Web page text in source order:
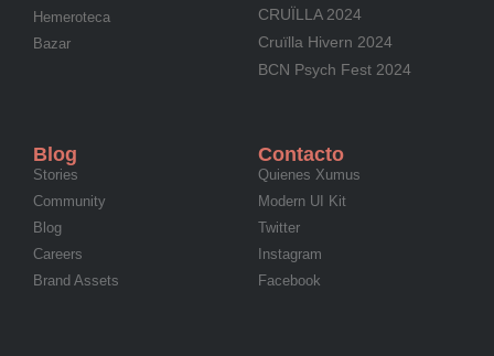
Hemeroteca
Bazar
CRUÏLLA 2024
Cruïlla Hivern 2024
BCN Psych Fest 2024
Blog
Stories
Community
Blog
Careers
Brand Assets
Contacto
Quienes Xumus
Modern UI Kit
Twitter
Instagram
Facebook